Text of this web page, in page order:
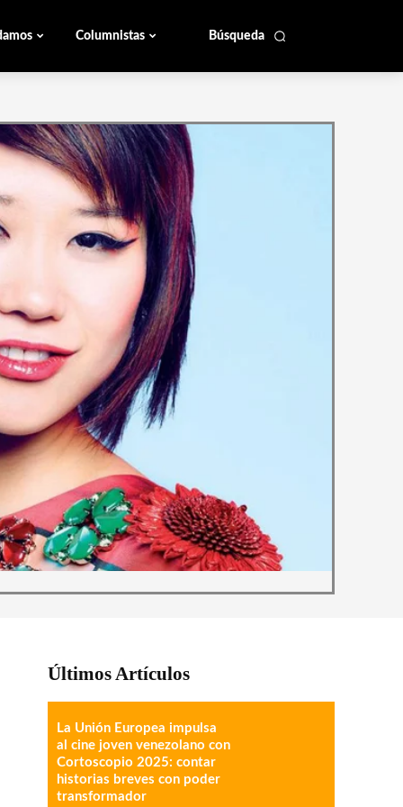
Búsqueda
Columnistas
Últimos Artículos
La Unión Europea impulsa
al cine joven venezolano con
Cortoscopio 2025: contar
historias breves con poder
transformador